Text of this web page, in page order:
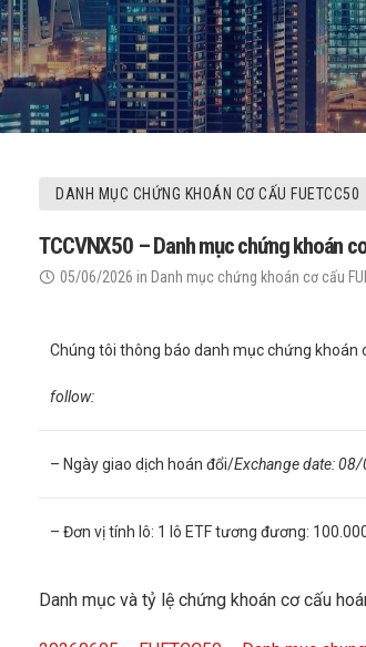
DANH MỤC CHỨNG KHOÁN CƠ CẤU FUETCC50
TCCVNX50 – Danh mục chứng khoán
05/06/2026 in Danh mục chứng khoán cơ cấu
Chúng tôi thông báo danh mục chứng khoán
follow:
– Ngày giao dịch hoán đổi/Exchange date:
– Đơn vị tính lô: 1 lô ETF tương đương:
Danh mục và tỷ lệ chứng khoán cơ cấu